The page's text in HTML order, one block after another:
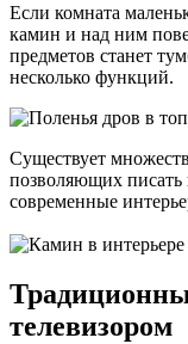
Если комната
камин и над ним
предметов станет
несколько функций.
Существует
позволяющих писать
современные
телевизором